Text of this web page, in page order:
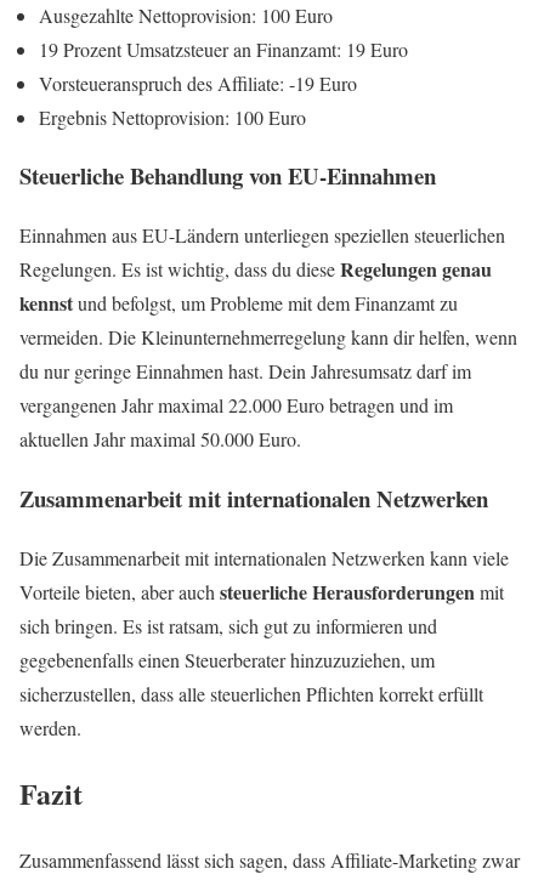
Ausgezahlte Nettoprovision: 100 Euro
19 Prozent Umsatzsteuer an Finanzamt: 19 Euro
Vorsteueranspruch des Affiliate: -19 Euro
Ergebnis Nettoprovision: 100 Euro
Steuerliche Behandlung von EU-Einnahmen
Einnahmen aus EU-Ländern unterliegen speziellen steuerlichen
Regelungen. Es ist wichtig, dass du dieseRegelungen genau
kennstund befolgst, um Probleme mit dem Finanzamt zu
vermeiden. Die Kleinunternehmerregelung kann dir helfen, wenn
du nur geringe Einnahmen hast. Dein Jahresumsatz darf im
vergangenen Jahr maximal 22.000 Euro betragen und im
aktuellen Jahr maximal 50.000 Euro.
Zusammenarbeit mit internationalen Netzwerken
Die Zusammenarbeit mit internationalen Netzwerken kann viele
Vorteile bieten, aber auch steuerliche Herausforderungen mit
sich bringen. Es ist ratsam, sich gut zu informieren und
gegebenenfalls einen Steuerberater hinzuzuziehen, um
sicherzustellen, dass alle steuerlichen Pflichten korrekt erfüllt
werden.
Fazit
Zusammenfassend lässt sich sagen, dass Affiliate-Marketing zwar